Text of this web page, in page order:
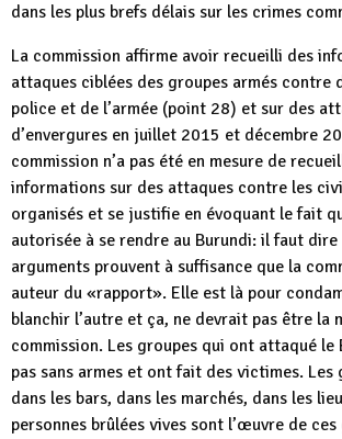
dans les plus brefs délais sur les crimes
La commission affirme avoir recueilli des
attaques ciblées des groupes armés contre
police et de l’armée (point 28) et sur des
d’envergures en juillet 2015 et décembre
commission n’a pas été en mesure de
informations sur des attaques contre les
organisés et se justifie en évoquant le fait
autorisée à se rendre au Burundi: il faut
arguments prouvent à suffisance que la
auteur du «rapport». Elle est là pour
blanchir l’autre et ça, ne devrait pas être la
commission. Les groupes qui ont attaqué le
pas sans armes et ont fait des victimes. Les
dans les bars, dans les marchés, dans les
personnes brûlées vives sont l’œuvre de ces